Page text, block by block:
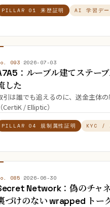
PILLAR 01 来歴証明 AI 学習デー
093 2026-07-03
：ルーブル建てステー
した
引は誰でも追えるのに、送金主体
（CertiK / Elliptic）
PILLAR 04 規制属性証明 KYC /
085 2026-06-30
Network：偽のチャ
づけのない wrapped トー